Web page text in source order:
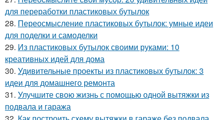
для переработки пластиковых бутылок
28. Переосмысление пластиковых бутылок: умные идеи
для поделки и самоделки
29. Из пластиковых бутылок своими руками: 10
креативных идей для дома
30. Удивительные проекты из пластиковых бутылок: 3
идеи для домашнего ремонта
31. Улучшите свою жизнь с помощью одной вытяжки из
подвала и гаража